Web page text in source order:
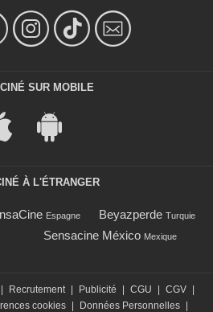
SUR MOBILE
À L'ÉTRANGER
Espagne Beyazperde Turquie
Sensacine México Mexique
Recrutement Publicité CGU CGV
cookies Données Personnelles